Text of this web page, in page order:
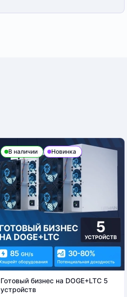
В наличии Новинка
Готовый бизнес на DOGE+LTC 5
устройств